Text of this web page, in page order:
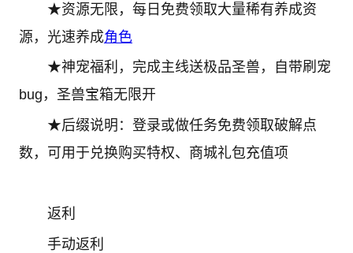
★资源无限，每日免费领取大量稀有养成资
源，光速养成角色
★神宠福利，完成主线送极品圣兽，自带刷宠
bug，圣兽宝箱无限开
★后缀说明：登录或做任务免费领取破解点
数，可用于兑换购买特权、商城礼包充值项
返利
手动返利